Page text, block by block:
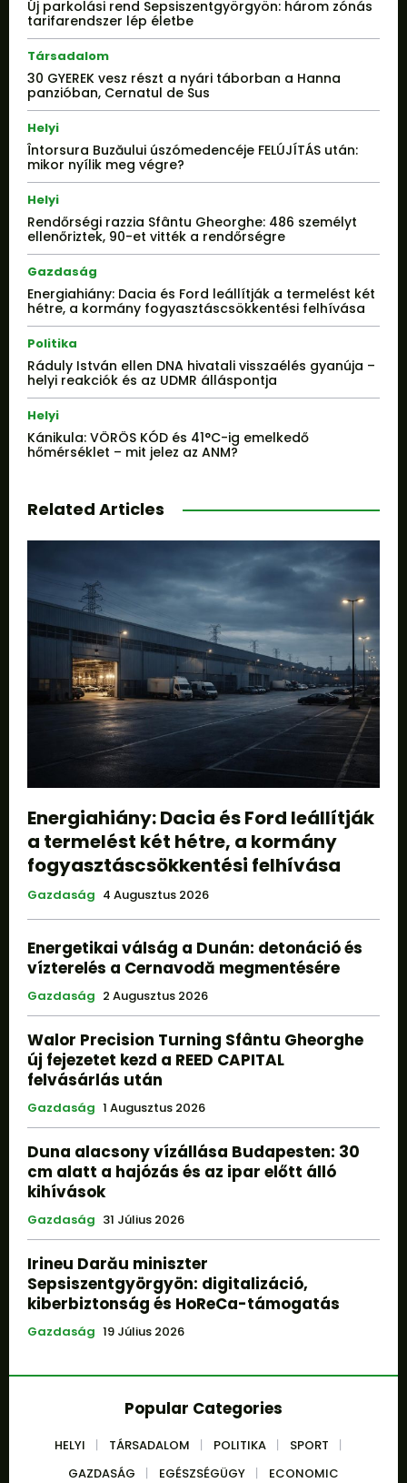
Új parkolási rend Sepsiszentgyörgyön: három zónás
tarifarendszer lép életbe
Társadalom
30 GYEREK vesz részt a nyári táborban a Hanna
panzióban, Cernatul de Sus
Helyi
Întorsura Buzăului úszómedencéje FELÚJÍTÁS után:
mikor nyílik meg végre?
Helyi
Rendőrségi razzia Sfântu Gheorghe: 486 személyt
ellenőriztek, 90-et vitték a rendőrségre
Gazdaság
Energiahiány: Dacia és Ford leállítják a termelést két
hétre, a kormány fogyasztáscsökkentési felhívása
Politika
Ráduly István ellen DNA hivatali visszaélés gyanúja –
helyi reakciók és az UDMR álláspontja
Helyi
Kánikula: VÖRÖS KÓD és 41°C-ig emelkedő
hőmérséklet – mit jelez az ANM?
Related Articles
Energiahiány: Dacia és Ford leállítják
a termelést két hétre, a kormány
fogyasztáscsökkentési felhívása
Gazdaság 4 Augusztus 2026
Energetikai válság a Dunán: detonáció és
vízterelés a Cernavodă megmentésére
Gazdaság 2 Augusztus 2026
Walor Precision Turning Sfântu Gheorghe
új fejezetet kezd a REED CAPITAL
felvásárlás után
Gazdaság 1 Augusztus 2026
Duna alacsony vízállása Budapesten: 30
cm alatt a hajózás és az ipar előtt álló
kihívások
Gazdaság 31 Július 2026
Irineu Darău miniszter
Sepsiszentgyörgyön: digitalizáció,
kiberbiztonság és HoReCa-támogatás
Gazdaság 19 Július 2026
Popular Categories
HELYI TÁRSADALOM POLITIKA
SPORT
GAZDASÁG
EGÉSZSÉGÜGY ECONOMIC